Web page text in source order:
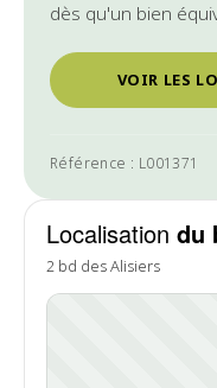
dès qu'un bien
VOIR LES
Référence : L001371
Localisation du
2 bd des Alisiers